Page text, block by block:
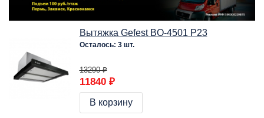
Вытяжка Gefest BO-4501 Р23
Осталось: 3 шт.
13290 ₽
11840 ₽
В корзину